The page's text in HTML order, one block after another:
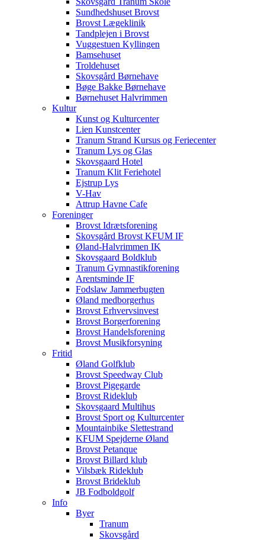
Sundhedshuset Brovst
Brovst Lægeklinik
Tandplejen i Brovst
Vuggestuen Kyllingen
Bamsehuset
Troldehuset
Skovsgård Børnehave
Bøge Bakke Børnehave
Børnehuset Halvrimmen
Kultur
Kunst og Kulturcenter
Lien Kunstcenter
Tranum Strand Kursus og Feriecenter
Tranum Lys og Glas
Skovsgaard Hotel
Tranum Klit Feriehotel
Ejstrup Lys
V-Hav
Attrup Havne Cafe
Foreninger
Brovst Idrætsforening
Skovsgård Brovst KFUM IF
Øland-Halvrimmen IK
Skovsgaard Boldklub
Tranum Gymnastikforening
Arentsminde IF
Fodslaw Jammerbugten
Øland medborgerhus
Brovst Erhvervsinvest
Brovst Borgerforening
Brovst Handelsforening
Brovst Musikforsyning
Fritid
Øland Golfklub
Brovst Speedway Club
Brovst Pigegarde
Brovst Rideklub
Skovsgaard Multihus
Brovst Sport og Kulturcenter
Mountainbike Slettestrand
KFUM Spejderne Øland
Brovst Petanque
Brovst Billard klub
Vilsbæk Rideklub
Brovst Brideklub
JB Fodboldgolf
Info
Byer
Tranum
Skovsgård